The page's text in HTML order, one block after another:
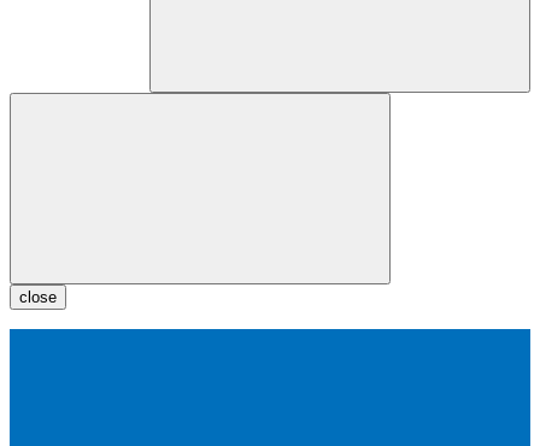
close